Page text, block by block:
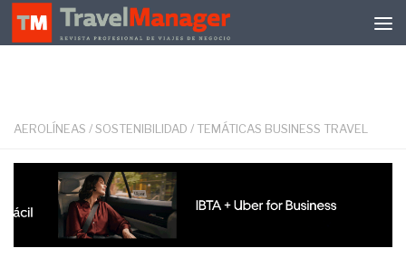
Debajo del contenido
AEROLÍNEAS /SOSTENIBILIDAD / TEMÁTICAS BUSINESS TRAVEL